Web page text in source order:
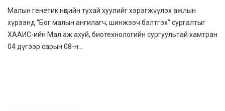
Малын генетик нөөцийн тухай хуулийг хэрэгжүүлэх ажлын
хүрээнд “Бог малын ангилагч, шинжээч бэлтгэх” сургалтыг
ХААИС-ийн Мал аж ахуй, биотехнологийн сургуультай хамтран
04 дүгээр сарын 08-н...